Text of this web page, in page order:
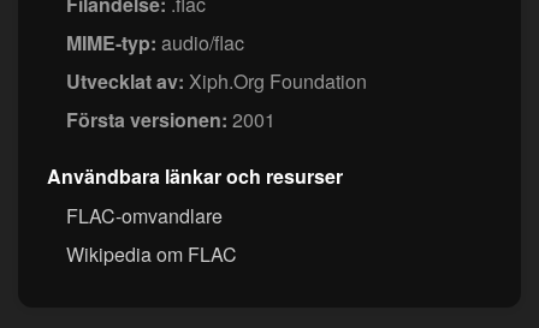
MIME-typ: audio/flac
Utvecklat av: Xiph.Org Foundation
Första versionen: 2001
Användbara länkar och resurser
FLAC-omvandlare
Wikipedia om FLAC